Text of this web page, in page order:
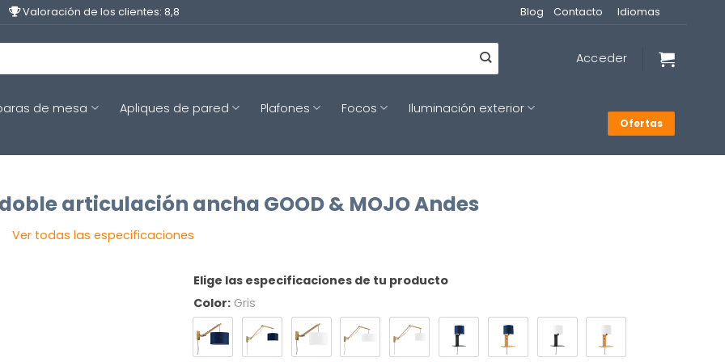
Valoración de los clientes: 8,8 Blog Contacto Idiomas
Acceder
de mesa Apliques de pared Plafones Focos
Iluminación exterior
Ofertas
articulación ancha GOOD & MOJO Andes
Ver todas las especificaciones
Elige las especificaciones de tu producto
Color: Gris